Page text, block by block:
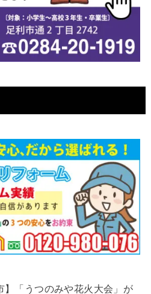
】「うつのみや花火大会」が